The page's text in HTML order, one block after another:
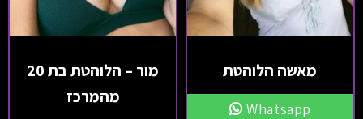
מאשה הלוהטת
Whatsapp
מור – הלוהטת בת 20
מהמרכז